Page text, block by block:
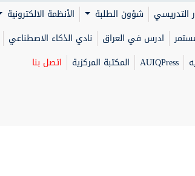
التدريسي شؤون الطلبة الأنظمة الالكترونية
ادرس في العراق نادي الذكاء الاصطناعي
AUIQPress المكتبة المركزية اتصل بنا